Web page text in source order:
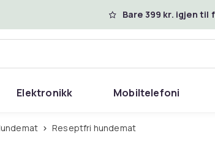
Bare 399 kr. igjen til
Elektronikk Mobiltelefoni
Hundemat Reseptfri hundemat